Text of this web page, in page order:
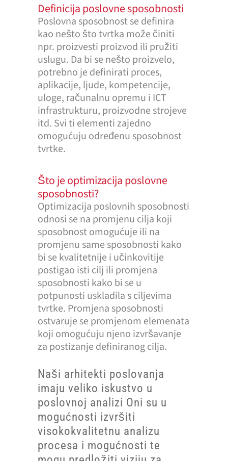
Definicija poslovne sposobnosti
Poslovna sposobnost se definira
kao nešto što tvrtka može činiti
npr. proizvesti proizvod ili pružiti
uslugu. Da bi se nešto proizvelo,
potrebno je definirati proces,
aplikacije, ljude, kompetencije,
uloge, računalnu opremu i ICT
infrastrukturu, proizvodne strojeve
itd. Svi ti elementi zajedno
omogućuju određenu sposobnost
tvrtke.
Što je optimizacija poslovne
sposobnosti?
Optimizacija poslovnih sposobnosti
odnosi se na promjenu cilja koji
sposobnost omogućuje ili na
promjenu same sposobnosti kako
bi se kvalitetnije i učinkovitije
postigao isti cilj ili promjena
sposobnosti kako bi se u
potpunosti uskladila s ciljevima
tvrtke. Promjena sposobnosti
ostvaruje se promjenom elemenata
koji omogućuju njeno izvršavanje
za postizanje definiranog cilja.
Naši arhitekti poslovanja
imaju veliko iskustvo u
poslovnoj analizi Oni su u
mogućnosti izvršiti
visokokvalitetnu analizu
procesa i mogućnosti te